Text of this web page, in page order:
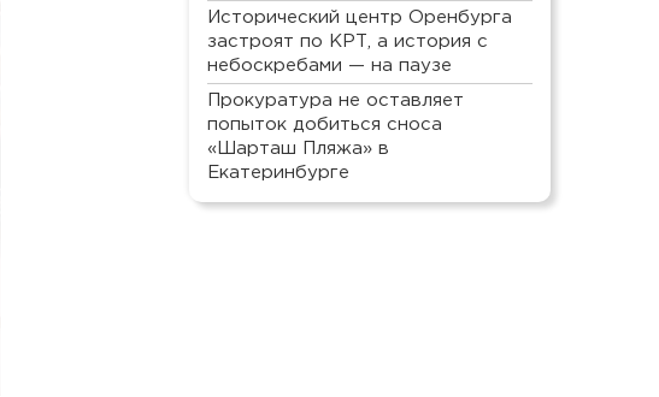
Исторический центр Оренбурга
застроят по КРТ, а история с
небоскребами — на паузе
Прокуратура не оставляет
попыток добиться сноса
«Шарташ Пляжа» в
Екатеринбурге